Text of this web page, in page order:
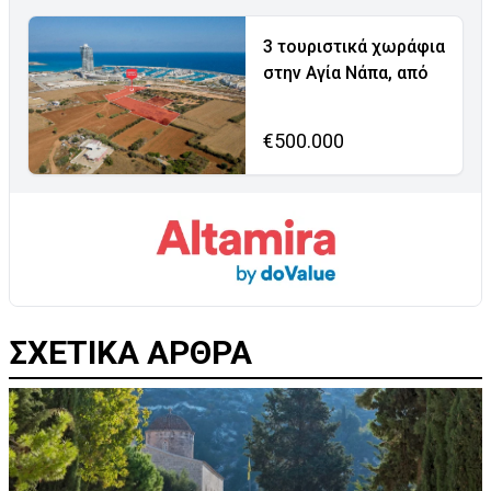
3 τουριστικά χωράφια
στην Αγία Νάπα, από
€500.000
ΣΧΕΤΙΚΑ ΑΡΘΡΑ